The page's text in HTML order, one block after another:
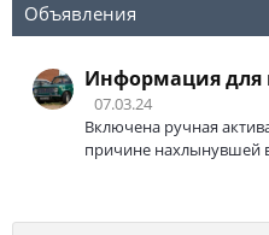
Объявления
Информация для
07.03.24
Включена ручная
причине нахлынувшей